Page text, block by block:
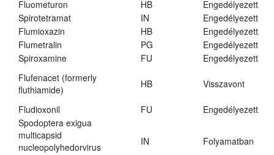
Fluometuron
HB
Engedélyezett
Spirotetramat
IN
Engedélyezett
Flumioxazin
HB
Engedélyezett
Flumetralin
PG
Engedélyezett
Spiroxamine
FU
Engedélyezett
Flufenacet (formerly
fluthiamide)
HB Visszavont
Fludioxonil FU
Engedélyezett
Spodoptera exigua
multicapsid
nucleopolyhedorvirus
IN Folyamatban